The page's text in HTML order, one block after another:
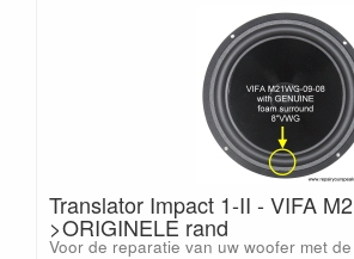
Translator Impact 1-II - VIFA
>ORIGINELE rand
Voor de reparatie van uw woofer met